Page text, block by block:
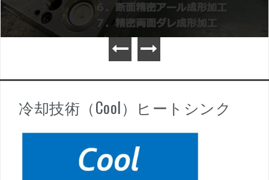
冷却技術（Cool）ヒートシンク